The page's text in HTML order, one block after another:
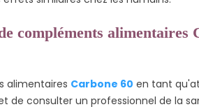
compléments alimentaires
alimentaires Carbone 60 en tant
de consulter un professionnel de la